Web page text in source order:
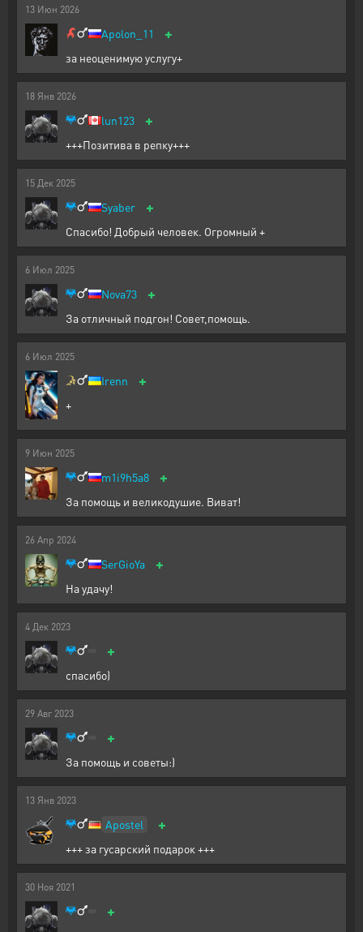
13 Июн 2026
Apolon_11 +
за неоценимую услугу+
18 Янв 2026
lun123 +
+++Позитива в репку+++
15 Дек 2025
Syaber +
Спасибо! Добрый человек. Огромный +
6 Июл 2025
Nova73 +
За отличный подгон! Совет,помощь.
6 Июл 2025
Irenn +
+
9 Июн 2025
m1i9h5a8 +
За помощь и великодушие. Виват!
26 Апр 2024
SerGioYa +
На удачу!
4 Дек 2023
+
спасибо)
29 Авг 2023
+
За помощь и советы:)
13 Янв 2023
Apostel +
+++ за гусарский подарок +++
30 Ноя 2021
+